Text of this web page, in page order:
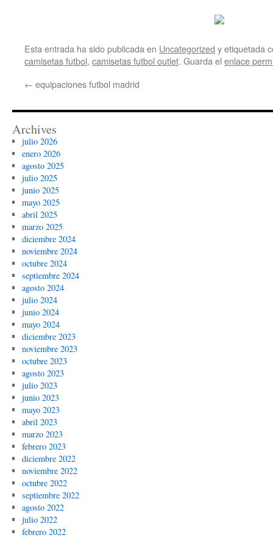
Esta entrada ha sido publicada en Uncategorized y etiquetada
camisetas futbol, camisetas futbol outlet. Guarda el enlace
← equipaciones futbol madrid
Archives
julio 2026
enero 2026
agosto 2025
julio 2025
junio 2025
mayo 2025
abril 2025
marzo 2025
diciembre 2024
noviembre 2024
octubre 2024
septiembre 2024
agosto 2024
julio 2024
junio 2024
mayo 2024
diciembre 2023
noviembre 2023
octubre 2023
agosto 2023
julio 2023
junio 2023
mayo 2023
abril 2023
marzo 2023
febrero 2023
diciembre 2022
noviembre 2022
octubre 2022
septiembre 2022
agosto 2022
julio 2022
febrero 2022